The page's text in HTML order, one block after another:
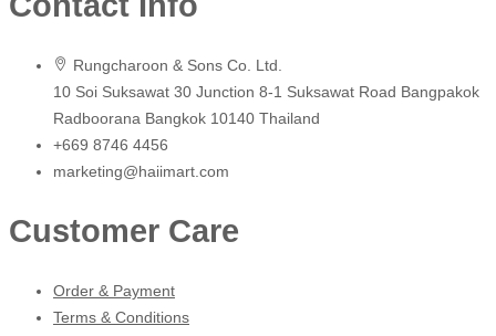
Rungcharoon & Sons Co. Ltd.
10 Soi Suksawat 30 Junction 8-1 Suksawat Road Bangpakok
Radboorana Bangkok 10140 Thailand
+669 8746 4456
marketing@haiimart.com
Customer Care
Order & Payment
Terms & Conditions